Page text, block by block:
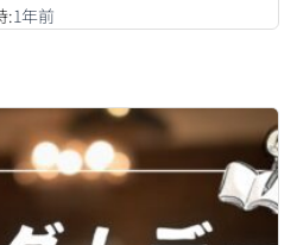
:1年前